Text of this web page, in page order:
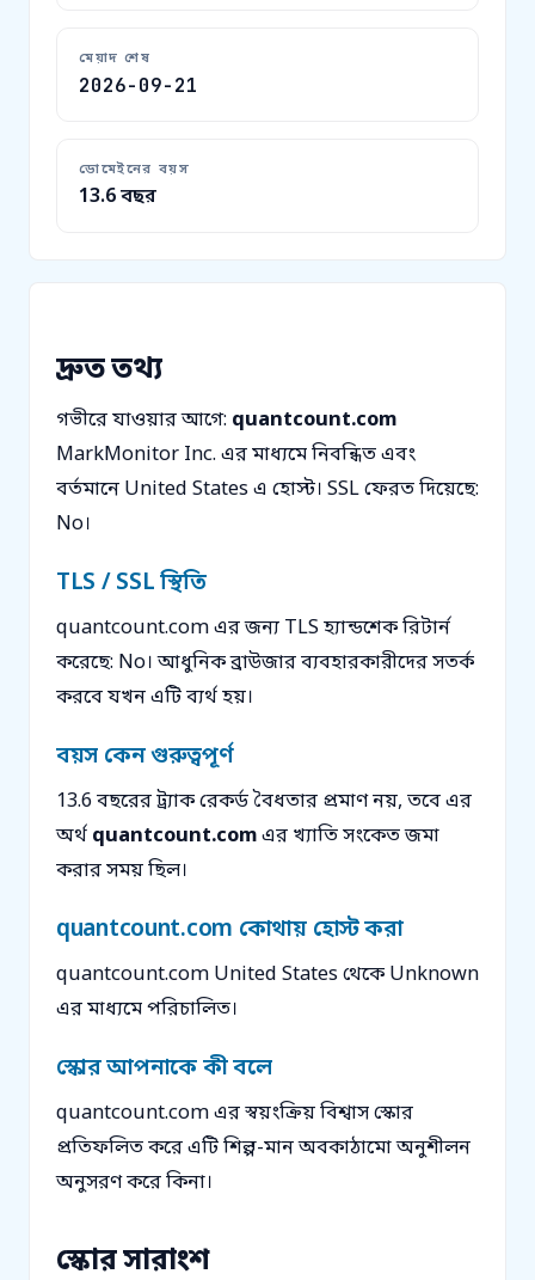
মেয়াদ শেষ
2026-09-21
ডোমেইনের বয়স
13.6 বছর
দ্রুত তথ্য
গভীরে যাওয়ার আগে: quantcount.com
MarkMonitor Inc. এর মাধ্যমে নিবন্ধিত এবং
বর্তমানে United States এ হোস্ট। SSL ফেরত দিয়েছে:
No।
TLS / SSL স্থিতি
quantcount.com এর জন্য TLS হ্যান্ডশেক রিটার্ন
করেছে: No। আধুনিক ব্রাউজার ব্যবহারকারীদের সতর্ক
করবে যখন এটি ব্যর্থ হয়।
বয়স কেন গুরুত্বপূর্ণ
13.6 বছরের ট্র্যাক রেকর্ড বৈধতার প্রমাণ নয়, তবে এর
অর্থ quantcount.comএর খ্যাতি সংকেত জমা
করার সময় ছিল।
quantcount.com কোথায় হোস্ট করা
quantcount.com United States থেকে Unknown
এর মাধ্যমে পরিচালিত।
স্কোর আপনাকে কী বলে
quantcount.com এর স্বয়ংক্রিয় বিশ্বাস স্কোর
প্রতিফলিত করে এটি শিল্প-মান অবকাঠামো অনুশীলন
অনুসরণ করে কিনা।
স্কোর সারাংশ